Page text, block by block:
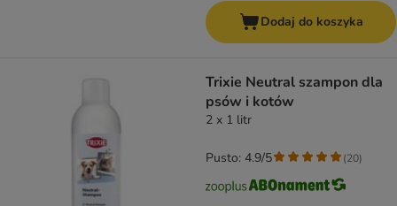
Dodaj do koszyka
Trixie Neutral szampon dla
psów i kotów
2 x 1 litr
Pusto: 4.9/5 (20)